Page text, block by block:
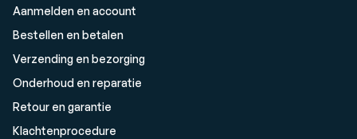
Aanmelden en account
Bestellen en betalen
Verzending en bezorging
Onderhoud en reparatie
Retour en garantie
Klachtenprocedure